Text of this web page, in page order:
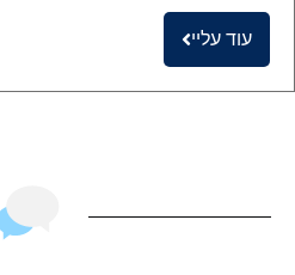
עוד עליי